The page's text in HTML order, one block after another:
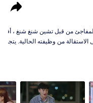
من قبل تشين شنغ شنغ ،
من وظيفته الحالية.